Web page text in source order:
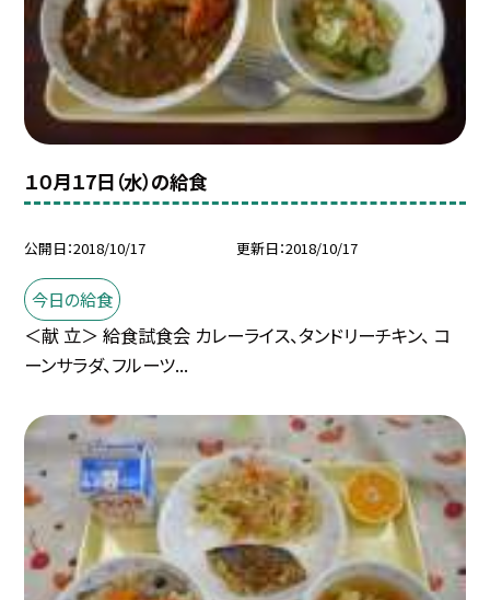
１０月１7日（水）の給食
公開日 2018/10/17 更新日 2018/10/17
今日の給食
＜献 立＞ 給食試食会 カレーライス、タンドリーチキン、 コ
ーンサラダ、フルーツ...